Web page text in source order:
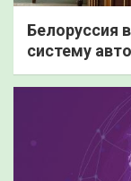
Белоруссия
систему